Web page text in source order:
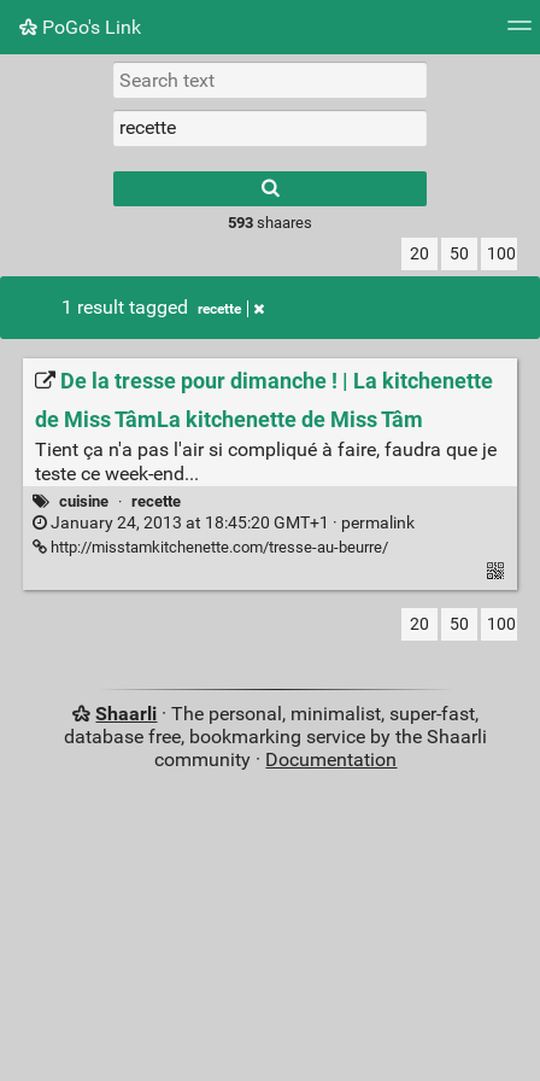
PoGo's Link
Picture wall
results.
593shaares
20 50 100
1 result tagged recette
De la tresse pour dimanche ! | La kitchenette
de Miss TâmLa kitchenette de Miss Tâm
Tient ça n'a pas l'air si compliqué à faire, faudra que je
teste ce week-end...
cuisine · recette
January 24, 2013 at 18:45:20 GMT+1 · permalink
http://misstamkitchenette.com/tresse-au-beurre/
20 50 100
Shaarli · The personal, minimalist, super-fast,
database free, bookmarking service by the Shaarli
community · Documentation